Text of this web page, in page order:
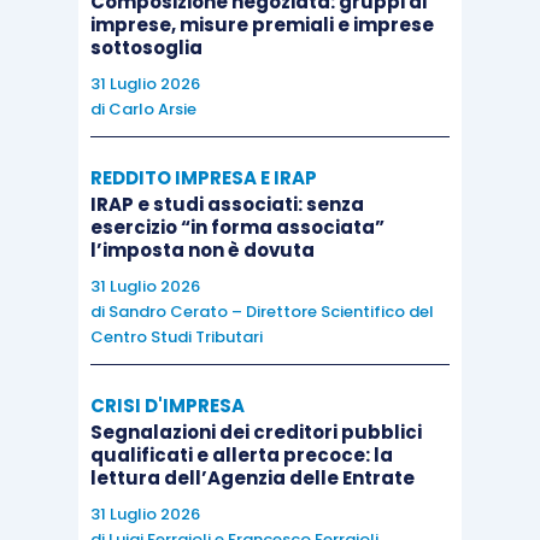
Nello specifico, le
2135 cod. civ., in
potrannorinegoziare i mutui e gli altri
finanziamenticoncessi dalle banche e dagli altri
soggetti autorizzati all’esercizio del credito,
essere al 1° marzo 2020, anche perfezionati
tramite ilrilascio di cambiali agrarie
La rinegoziazione deve prevedere
ammortamento e sulla misura del tasso di
interesse.
Tali operazioni, inoltre, sono
esenti da ogni
imprese, misure premiali e imprese
sottosoglia
31 Luglio 2026
di Carlo Arsie
REDDITO IMPRESA E IRAP
IRAP e studi associati: senza
esercizio “in forma associata”
l’imposta non è dovuta
31 Luglio 2026
di Sandro Cerato – Direttore Scientifico del
Centro Studi Tributari
CRISI D'IMPRESA
Segnalazioni dei creditori pubblici
qualificati e allerta precoce: la
lettura dell’Agenzia delle Entrate
31 Luglio 2026